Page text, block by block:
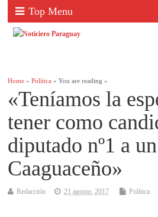
Top Menu
Home »Política » You are reading »
«Teníamos la
tener como
diputado nº1 a un
Caaguaceño»
Redacción 21 agosto, 2017 Política